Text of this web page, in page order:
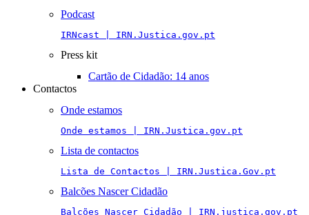
Podcast
IRNcast | IRN.Justica.gov.pt
Press kit
Cartão de Cidadão: 14 anos
Contactos
Onde estamos
Onde estamos | IRN.Justica.gov.pt
Lista de contactos
Lista de Contactos | IRN.Justica.Gov.pt
Balcões Nascer Cidadão
Balcões Nascer Cidadão | IRN.justica.gov.pt